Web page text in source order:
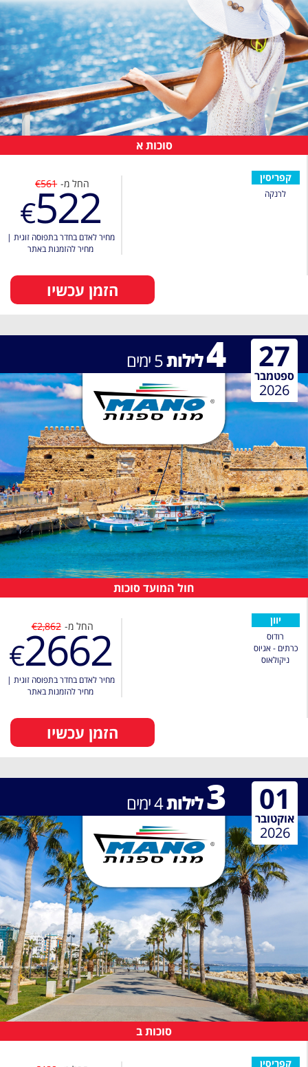
סוכות א
קפריסין
לרנקה
החל מ- €561
€522
מחיר לאדם בחדר בתפוסה זוגית |
מחיר להזמנות באתר
הזמן עכשיו
4לילות5ימים
חול המועד סוכות
27
ספטמבר
2026
יוון
רודוס
כרתים - אגיוס
ניקולאוס
החל מ- €2,862
€2662
מחיר לאדם בחדר בתפוסה זוגית |
מחיר להזמנות באתר
הזמן עכשיו
3לילות4ימים
סוכות ב
01
אוקטובר
2026
קפריסין